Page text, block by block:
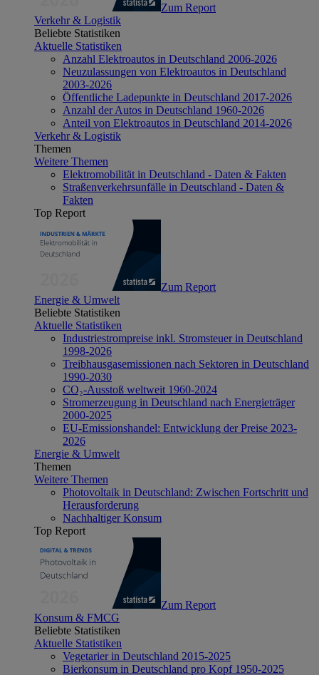
Zum Report
Verkehr & Logistik
Beliebte Statistiken
Aktuelle Statistiken
Anzahl Elektroautos in Deutschland 2006-2026
Neuzulassungen von Elektroautos in Deutschland
2003-2026
Öffentliche Ladepunkte in Deutschland 2017-2026
Anzahl der Autos in Deutschland 1960-2026
Anteil von Elektroautos in Deutschland 2014-2026
Verkehr & Logistik
Themen
Weitere Themen
Elektromobilität in Deutschland - Daten & Fakten
Straßenverkehrsunfälle in Deutschland - Daten &
Fakten
Top Report
Zum Report
Energie & Umwelt
Beliebte Statistiken
Aktuelle Statistiken
Industriestrompreise inkl. Stromsteuer in Deutschland
1998-2026
Treibhausgasemissionen nach Sektoren in Deutschland
1990-2030
CO₂-Ausstoß weltweit 1960-2024
Stromerzeugung in Deutschland nach Energieträger
2000-2025
EU-Emissionshandel: Entwicklung der Preise 2023-
2026
Energie & Umwelt
Themen
Weitere Themen
Photovoltaik in Deutschland: Zwischen Fortschritt und
Herausforderung
Nachhaltiger Konsum
Top Report
Zum Report
Konsum & FMCG
Beliebte Statistiken
Aktuelle Statistiken
Vegetarier in Deutschland 2015-2025
Bierkonsum in Deutschland pro Kopf 1950-2025